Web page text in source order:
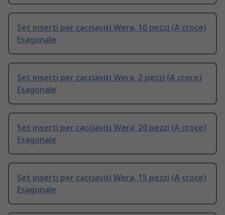
Set inserti per cacciaviti Wera, 10 pezzi (A croce)
Esagonale
Set inserti per cacciaviti Wera, 2 pezzi (A croce)
Esagonale
Set inserti per cacciaviti Wera, 20 pezzi (A croce)
Esagonale
Set inserti per cacciaviti Wera, 15 pezzi (A croce)
Esagonale